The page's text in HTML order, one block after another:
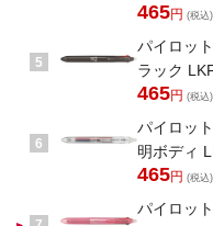
465円 (税込)
5
パイロッ
ラック
465円 (税込)
6
パイロッ
明ボディ
465円 (税込)
パイロッ